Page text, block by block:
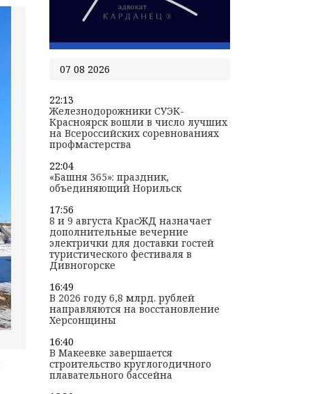
07 08 2026
22:13
Железнодорожники СУЭК-
Красноярск вошли в число лучших
на Всероссийских соревнованиях
профмастерства
22:04
«Башня 365»: праздник,
объединяющий Норильск
17:56
8 и 9 августа КрасЖД назначает
дополнительные вечерние
электрички для доставки гостей
туристического фестиваля в
Дивногорске
16:49
В 2026 году 6,8 млрд. рублей
направляются на восстановление
Херсонщины
16:40
В Макеевке завершается
строительство круглогодичного
плавательного бассейна